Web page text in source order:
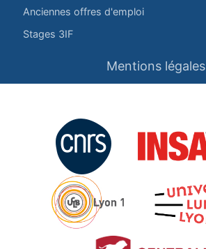
Anciennes offres d'emploi
Stages 3IF
Mentions légales